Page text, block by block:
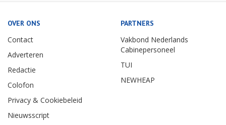
OVER ONS
Contact
Adverteren
Redactie
Colofon
Privacy & Cookiebeleid
Nieuwsscript
PARTNERS
Vakbond Nederlands
Cabinepersoneel
TUI
NEWHEAP